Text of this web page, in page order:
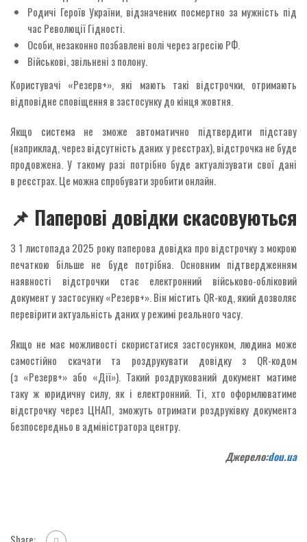
Родичі Героїв України, відзначених посмертно за мужність під
час Революції Гідності.
Особи, незаконно позбавлені волі через агресію РФ.
Військові, звільнені з полону.
Користувачі «Резерв+», які мають такі відстрочки, отримають
відповідне сповіщення в застосунку до кінця жовтня.
Якщо система не зможе автоматично підтвердити підставу
(наприклад, через відсутність даних у реєстрах), відстрочка не буде
продовжена. У такому разі потрібно буде актуалізувати свої дані
в реєстрах. Це можна спробувати зробити онлайн.
📌 Паперові довідки скасовуються
З 1 листопада 2025 року паперова довідка про відстрочку з мокрою
печаткою більше не буде потрібна. Основним підтвердженням
наявності відстрочки стає електронний військово-обліковий
документ у застосунку «Резерв+». Він містить QR-код, який дозволяє
перевірити актуальність даних у режимі реального часу.
Якщо не має можливості скористатися застосунком, людина може
самостійно скачати та роздрукувати довідку з QR-кодом
(з «Резерв+» або «Дії»). Такий роздрукований документ матиме
таку ж юридичну силу, як і електронний. Ті, хто оформлюватиме
відстрочку через ЦНАП, зможуть отримати роздруківку документа
безпосередньо в адміністратора центру.
Джерело:dou.ua